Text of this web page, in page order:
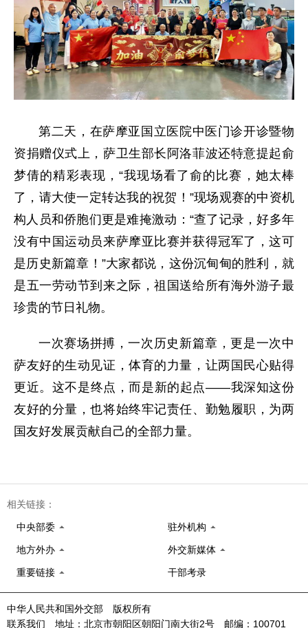
第二天，在萨摩亚国立医院中医门诊开诊暨物
资捐赠仪式上，萨卫生部长阿洛菲波还特意提起俞
梦倩的精彩表现，“我现场看了俞的比赛，她太棒
了，请大使一定转达我的祝贺！”现场观赛的中资机
构人员和侨胞们更是难掩激动：“查了记录，好多年
没有中国运动员来萨摩亚比赛并获得冠军了，这可
是历史新篇章！”大家都说，这份沉甸甸的胜利，就
是五一劳动节到来之际，祖国送给所有海外游子最
珍贵的节日礼物。
一次赛场拼搏，一次历史新篇章，更是一次中
萨友好的生动见证，体育的力量，让两国民心贴得
更近。这不是终点，而是新的起点——我深知这份
友好的分量，也将始终牢记责任、勤勉履职，为两
国友好发展贡献自己的全部力量。
相关链接：
中央部委 驻外机构
地方外办 外交新媒体
重要链接 干部考录
中华人民共和国外交部 版权所有
联系我们 地址：北京市朝阳区朝阳门南大街2号 邮编：100701